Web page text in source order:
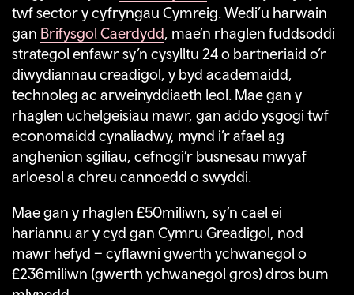
twf sector y cyfryngau Cymreig. Wedi’u harwain
gan Brifysgol Caerdydd, mae’n rhaglen fuddsoddi
strategol enfawr sy’n cysylltu 24 o bartneriaid o’r
diwydiannau creadigol, y byd academaidd,
technoleg ac arweinyddiaeth leol. Mae gan y
rhaglen uchelgeisiau mawr, gan addo ysgogi twf
economaidd cynaliadwy, mynd i’r afael ag
anghenion sgiliau, cefnogi’r busnesau mwyaf
arloesol a chreu cannoedd o swyddi.
Mae gan y rhaglen £50miliwn, sy’n cael ei
hariannu ar y cyd gan Cymru Greadigol, nod
mawr hefyd – cyflawni gwerth ychwanegol o
£236miliwn (gwerth ychwanegol gros) dros bum